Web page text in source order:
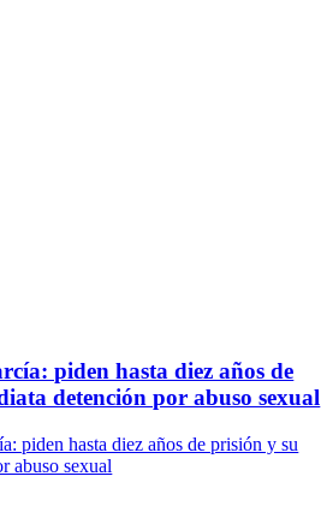
piden hasta diez años de
detención por abuso sexual